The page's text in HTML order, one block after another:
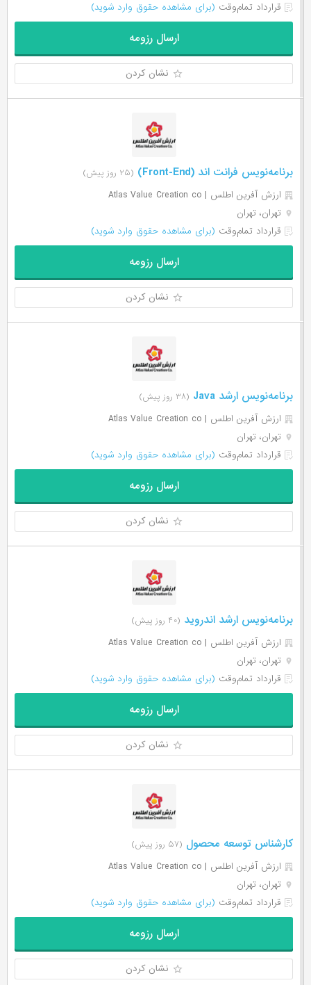
قرارداد تمام‌وقت (برای مشاهده حقوق وارد شوید)
ارسال رزومه
نشان کردن
برنامه‌نویس فرانت اند (Front-End) (۲۵ روز پیش)
ارزش آفرین اطلس | Atlas Value Creation co
تهران، تهران
قرارداد تمام‌وقت (برای مشاهده حقوق وارد شوید)
ارسال رزومه
نشان کردن
برنامه‌نویس ارشد Java (۳۸ روز پیش)
ارزش آفرین اطلس | Atlas Value Creation co
تهران، تهران
قرارداد تمام‌وقت (برای مشاهده حقوق وارد شوید)
ارسال رزومه
نشان کردن
برنامه‌نویس ارشد اندروید (۴۰ روز پیش)
ارزش آفرین اطلس | Atlas Value Creation co
تهران، تهران
قرارداد تمام‌وقت (برای مشاهده حقوق وارد شوید)
ارسال رزومه
نشان کردن
کارشناس توسعه محصول (۵۷ روز پیش)
ارزش آفرین اطلس | Atlas Value Creation co
تهران، تهران
قرارداد تمام‌وقت (برای مشاهده حقوق وارد شوید)
ارسال رزومه
نشان کردن